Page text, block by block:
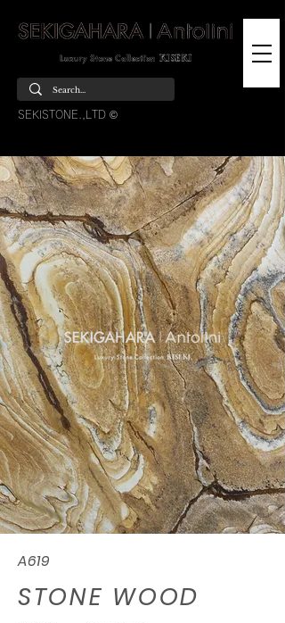
SEKISTONE.,LTD ©
A619
STONE WOOD